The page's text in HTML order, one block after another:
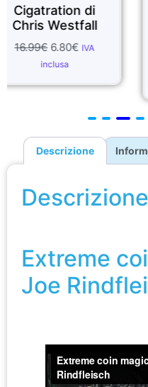
di
€ IVA
Descrizione
Descrizione
Extreme
Joe